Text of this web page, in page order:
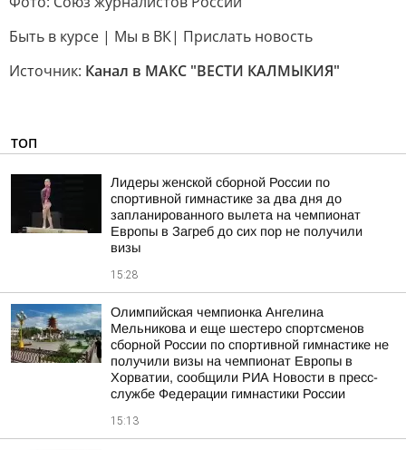
Быть в курсе | Мы в ВК| Прислать новость
Источник: Канал в МАКС "ВЕСТИ КАЛМЫКИЯ"
ТОП
Лидеры женской сборной России по
спортивной гимнастике за два дня до
запланированного вылета на чемпионат
Европы в Загреб до сих пор не получили
визы
15:28
Олимпийская чемпионка Ангелина
Мельникова и еще шестеро спортсменов
сборной России по спортивной гимнастике не
получили визы на чемпионат Европы в
Хорватии, сообщили РИА Новости в пресс-
службе Федерации гимнастики России
15:13